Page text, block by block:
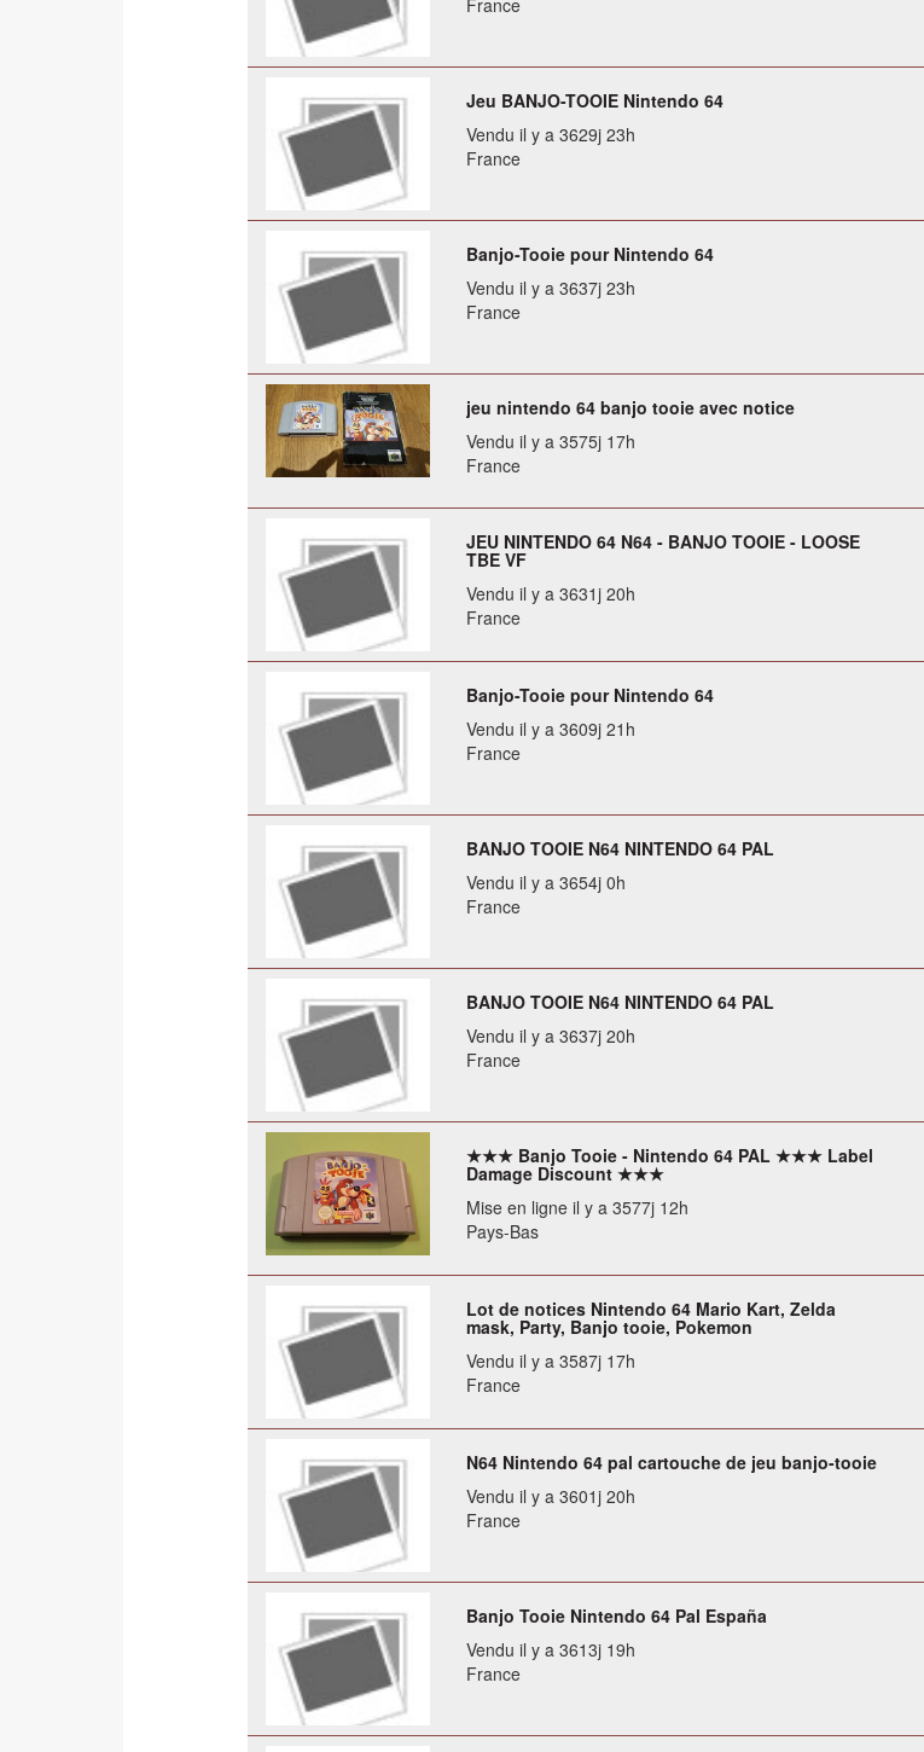
France
Jeu BANJO-TOOIE Nintendo 64
Vendu il y a 3629j 23h
France
Banjo-Tooie pour Nintendo 64
Vendu il y a 3637j 23h
France
jeu nintendo 64 banjo tooie avec notice
Vendu il y a 3575j 17h
France
JEU NINTENDO 64 N64 - BANJO TOOIE - LOOSE
TBE VF
Vendu il y a 3631j 20h
France
Banjo-Tooie pour Nintendo 64
Vendu il y a 3609j 21h
France
BANJO TOOIE N64 NINTENDO 64 PAL
Vendu il y a 3654j 0h
France
BANJO TOOIE N64 NINTENDO 64 PAL
Vendu il y a 3637j 20h
France
★★★ Banjo Tooie - Nintendo 64 PAL ★★★ Label
Damage Discount ★★★
Mise en ligne il y a 3577j 12h
Pays-Bas
Lot de notices Nintendo 64 Mario Kart, Zelda
mask, Party, Banjo tooie, Pokemon
Vendu il y a 3587j 17h
France
N64 Nintendo 64 pal cartouche de jeu banjo-tooie
Vendu il y a 3601j 20h
France
Banjo Tooie Nintendo 64 Pal España
Vendu il y a 3613j 19h
France